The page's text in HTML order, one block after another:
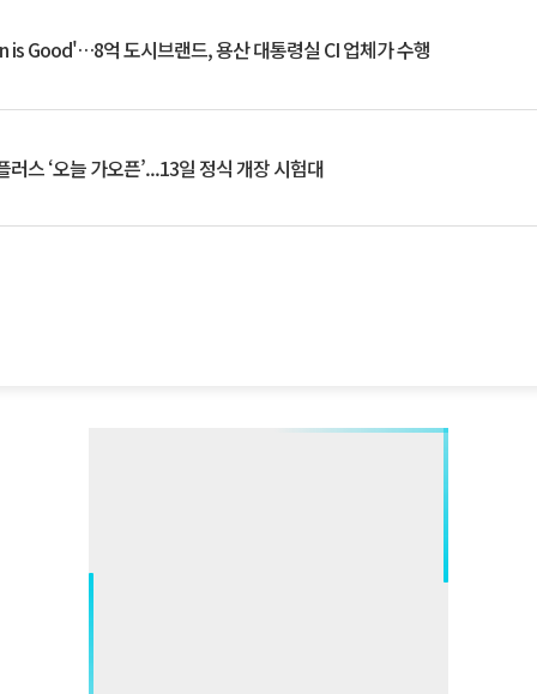
is Good'…8억 도시브랜드, 용산 대통령실 CI 업체가 수행
스 ‘오늘 가오픈’...13일 정식 개장 시험대